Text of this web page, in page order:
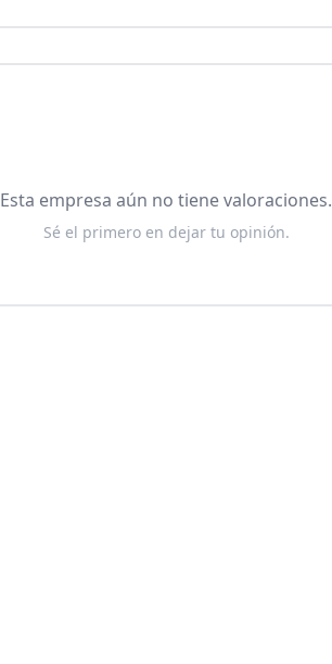
Esta empresa aún no tiene valoraciones.
Sé el primero en dejar tu opinión.